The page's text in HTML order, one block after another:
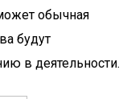
обычная
будут
в деятельности.